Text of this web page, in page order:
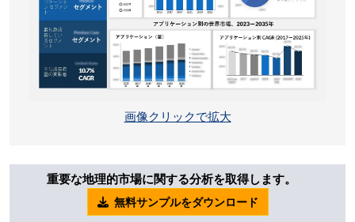
画像クリックで拡大
重要な地理的市場に関する分析を取得します。
無料サンプルをダウンロード